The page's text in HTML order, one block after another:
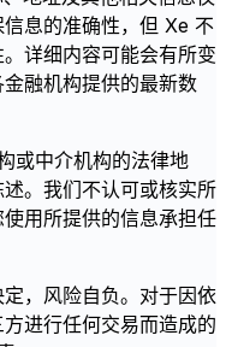
息的准确性，但 Xe 不
详细内容可能会有所变
融机构提供的最新数
或中介机构的法律地
。我们不认可或核实所
用所提供的信息承担任
，风险自负。对于因依
进行任何交易而造成的